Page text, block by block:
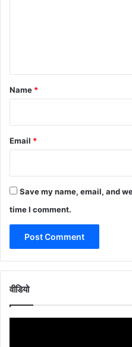
*
Name *
Email *
Save my name, email, and
time I comment.
वीडियो